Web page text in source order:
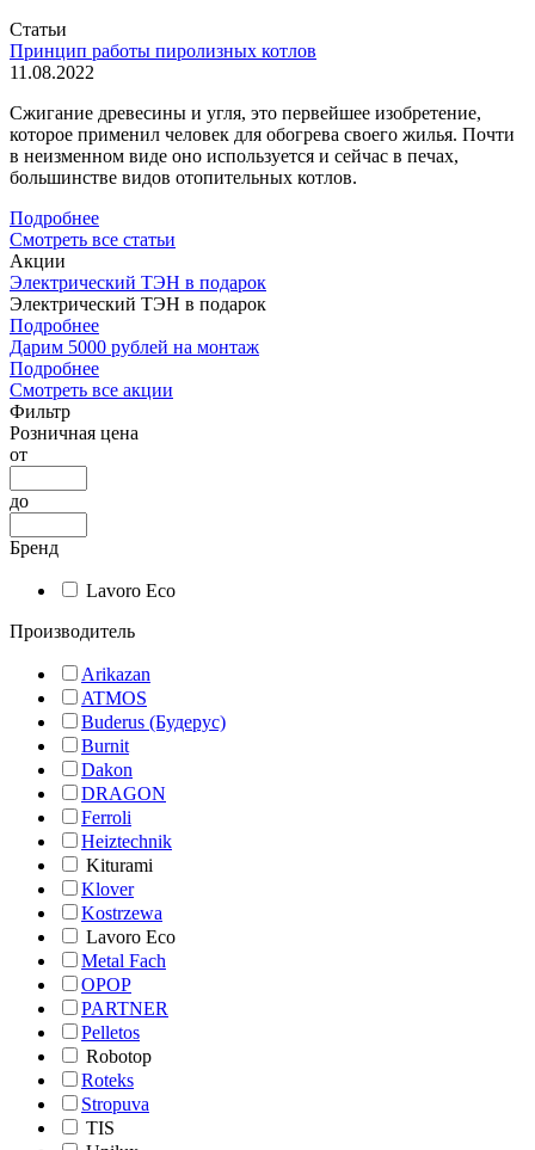
Статьи
Принцип работы пиролизных котлов
11.08.2022
Сжигание древесины и угля, это первейшее изобретение,
которое применил человек для обогрева своего жилья. Почти
в неизменном виде оно используется и сейчас в печах,
большинстве видов отопительных котлов.
Подробнее
Смотреть все статьи
Акции
Электрический ТЭН в подарок
Электрический ТЭН в подарок
Подробнее
Дарим 5000 рублей на монтаж
Подробнее
Смотреть все акции
Фильтр
Розничная цена
от
до
Бренд
Lavoro Eco
Производитель
Arikazan
ATMOS
Buderus (Будерус)
Burnit
Dakon
DRAGON
Ferroli
Heiztechnik
Kiturami
Klover
Kostrzewa
Lavoro Eco
Metal Fach
OPOP
PARTNER
Pelletos
Robotop
Roteks
Stropuva
TIS